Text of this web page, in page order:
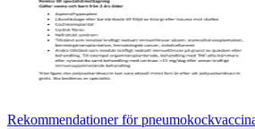
Rekommendationer för